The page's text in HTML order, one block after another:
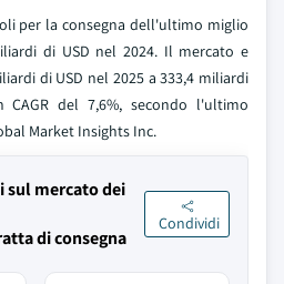
per la consegna dell'ultimo miglio
di USD nel 2024. Il mercato e
di USD nel 2025 a 333,4 miliardi
del 7,6%, secondo l'ultimo
Market Insights Inc.
sul mercato dei
di consegna
Condividi